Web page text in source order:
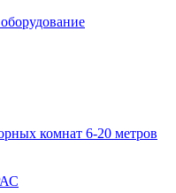
комнат 6-20 метров